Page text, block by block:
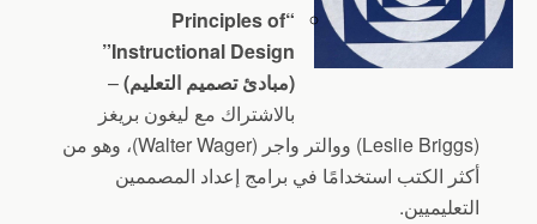
“Principles of
Instructional Design”
(مبادئ تصميم التعليم)–
بالاشتراك مع ليغون بريغز
(Leslie Briggs) ووالتر واجر (Walter Wager)، وهو من
أكثر الكتب استخدامًا في برامج إعداد المصممين
التعليميين.